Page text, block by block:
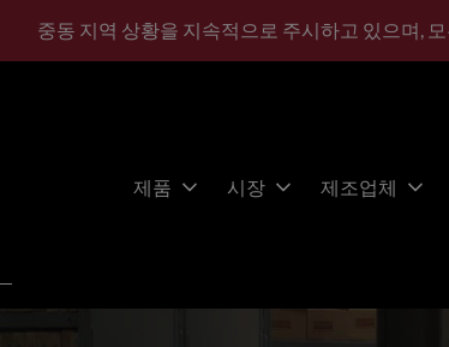
중동 지역 상황을 지속적으로 주시하고 있으며,
제품 시장 제조업체